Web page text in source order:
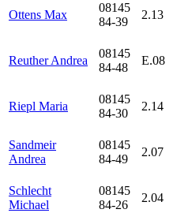
Ottens Max
08145
84-39
2.13
Reuther Andrea
08145
84-48
E.08
Riepl Maria
08145
84-30
2.14
Sandmeir
Andrea
08145
84-49
2.07
Schlecht
Michael
08145
84-26
2.04